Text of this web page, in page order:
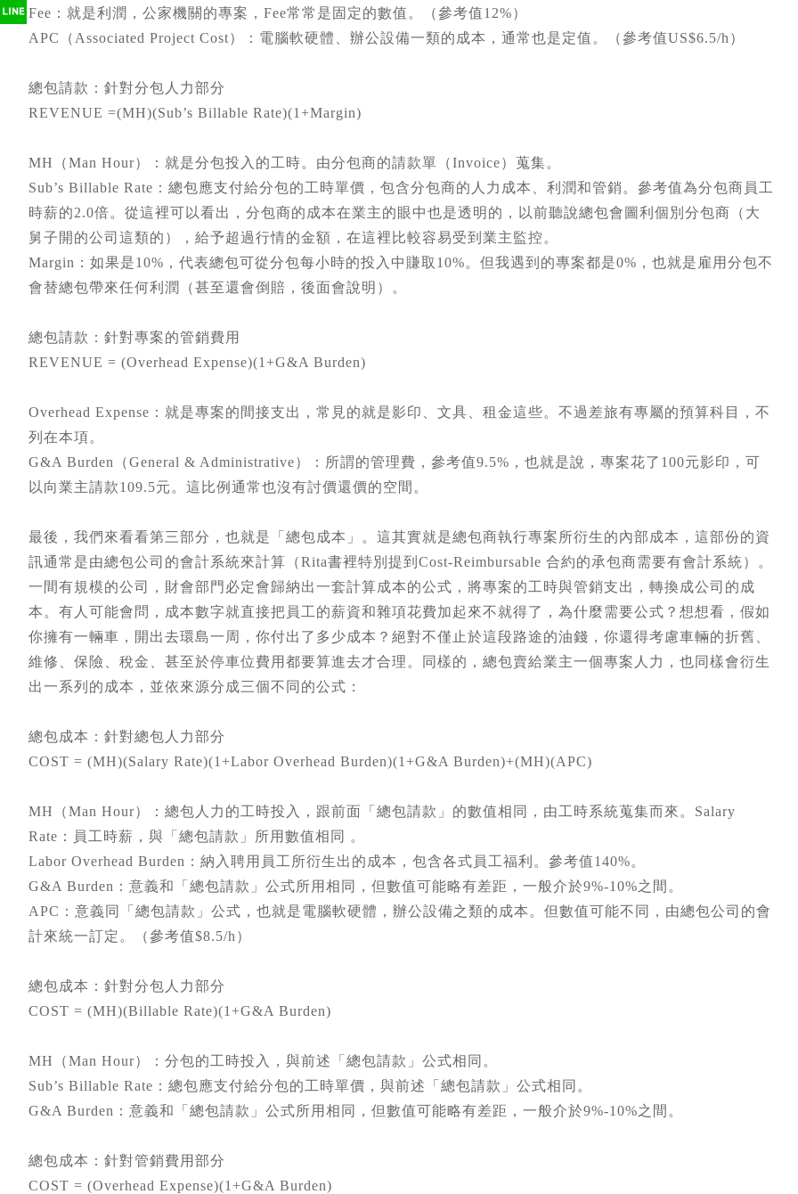
Fee：就是利潤，公家機關的專案，Fee常常是固定的數值。（參考值12%）
APC（Associated Project Cost）：電腦軟硬體、辦公設備一類的成本，通常也是定值。（參考值US$6.5/h）
總包請款：針對分包人力部分
REVENUE =(MH)(Sub’s Billable Rate)(1+Margin)
MH（Man Hour）：就是分包投入的工時。由分包商的請款單（Invoice）蒐集。
Sub’s Billable Rate：總包應支付給分包的工時單價，包含分包商的人力成本、利潤和管銷。參考值為分包商員工
時薪的2.0倍。從這裡可以看出，分包商的成本在業主的眼中也是透明的，以前聽說總包會圖利個別分包商（大
舅子開的公司這類的），給予超過行情的金額，在這裡比較容易受到業主監控。
Margin：如果是10%，代表總包可從分包每小時的投入中賺取10%。但我遇到的專案都是0%，也就是雇用分包不
會替總包帶來任何利潤（甚至還會倒賠，後面會說明）。
總包請款：針對專案的管銷費用
REVENUE = (Overhead Expense)(1+G&A Burden)
Overhead Expense：就是專案的間接支出，常見的就是影印、文具、租金這些。不過差旅有專屬的預算科目，不
列在本項。
G&A Burden（General & Administrative）：所謂的管理費，參考值9.5%，也就是說，專案花了100元影印，可
以向業主請款109.5元。這比例通常也沒有討價還價的空間。
最後，我們來看看第三部分，也就是「總包成本」。這其實就是總包商執行專案所衍生的內部成本，這部份的資
訊通常是由總包公司的會計系統來計算（Rita書裡特別提到Cost-Reimbursable 合約的承包商需要有會計系統）。
一間有規模的公司，財會部門必定會歸納出一套計算成本的公式，將專案的工時與管銷支出，轉換成公司的成
本。有人可能會問，成本數字就直接把員工的薪資和雜項花費加起來不就得了，為什麼需要公式？想想看，假如
你擁有一輛車，開出去環島一周，你付出了多少成本？絕對不僅止於這段路途的油錢，你還得考慮車輛的折舊、
維修、保險、稅金、甚至於停車位費用都要算進去才合理。同樣的，總包賣給業主一個專案人力，也同樣會衍生
出一系列的成本，並依來源分成三個不同的公式：
總包成本：針對總包人力部分
COST = (MH)(Salary Rate)(1+Labor Overhead Burden)(1+G&A Burden)+(MH)(APC)
MH（Man Hour）：總包人力的工時投入，跟前面「總包請款」的數值相同，由工時系統蒐集而來。Salary
Rate：員工時薪，與「總包請款」所用數值相同 。
Labor Overhead Burden：納入聘用員工所衍生出的成本，包含各式員工福利。參考值140%。
G&A Burden：意義和「總包請款」公式所用相同，但數值可能略有差距，一般介於9%-10%之間。
APC：意義同「總包請款」公式，也就是電腦軟硬體，辦公設備之類的成本。但數值可能不同，由總包公司的會
計來統一訂定。（參考值$8.5/h）
總包成本：針對分包人力部分
COST = (MH)(Billable Rate)(1+G&A Burden)
MH（Man Hour）：分包的工時投入，與前述「總包請款」公式相同。
Sub’s Billable Rate：總包應支付給分包的工時單價，與前述「總包請款」公式相同。
G&A Burden：意義和「總包請款」公式所用相同，但數值可能略有差距，一般介於9%-10%之間。
總包成本：針對管銷費用部分
COST = (Overhead Expense)(1+G&A Burden)